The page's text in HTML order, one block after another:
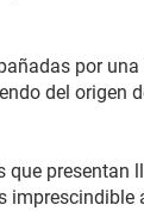
por
del origen
que presentan